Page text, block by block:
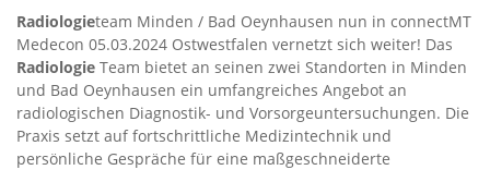
Radiologieteam Minden / Bad Oeynhausen nun in connectMT
Medecon 05.03.2024 Ostwestfalen vernetzt sich weiter! Das
Radiologie Team bietet an seinen zwei Standorten in Minden
und Bad Oeynhausen ein umfangreiches Angebot an
radiologischen Diagnostik- und Vorsorgeuntersuchungen. Die
Praxis setzt auf fortschrittliche Medizintechnik und
persönliche Gespräche für eine maßgeschneiderte